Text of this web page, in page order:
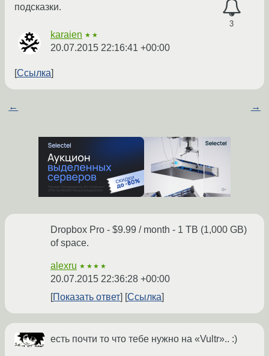
3
подсказки.
karaien ★★
20.07.2015 22:16:41 +00:00
Ссылка
← →
Dropbox Pro - $9.99 / month - 1 TB (1,000 GB)
of space.
alexru ★★★★
20.07.2015 22:36:28 +00:00
Показать ответ
Ссылка
есть почти то что тебе нужно на «Vultr».. :)